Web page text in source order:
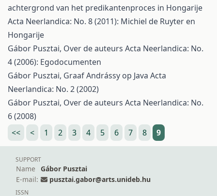
achtergrond van het predikantenproces in Hongarije
Acta Neerlandica: No. 8 (2011): Michiel de Ruyter en
Hongarije
Gábor Pusztai, Over de auteurs Acta Neerlandica: No.
4 (2006): Egodocumenten
Gábor Pusztai, Graaf Andrássy op Java Acta
Neerlandica: No. 2 (2002)
Gábor Pusztai, Over de auteurs Acta Neerlandica: No.
6 (2008)
<<
< 1 2 3 4 5 6 7 8 9
SUPPORT
Name
Gábor Pusztai
E-mail:
pusztai.gabor@arts.unideb.hu
ISSN